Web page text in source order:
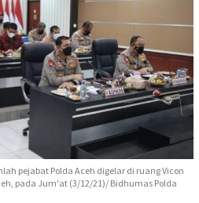
pejabat Polda Aceh digelar di ruang Vicon
pada Jum'at (3/12/21)/ Bidhumas Polda